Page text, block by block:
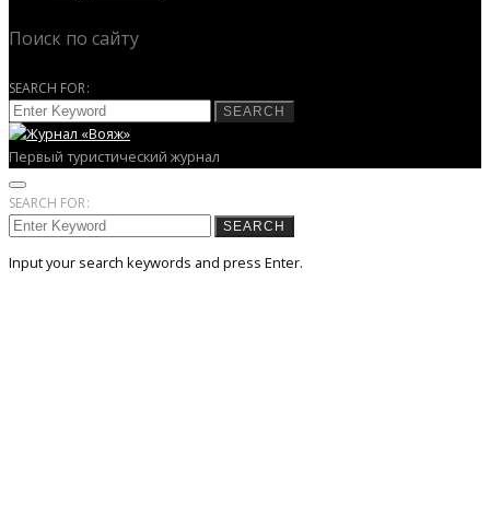
Поиск по сайту
SEARCH FOR:
SEARCH
Первый туристический журнал
SEARCH FOR:
SEARCH
Input your search keywords and press Enter.